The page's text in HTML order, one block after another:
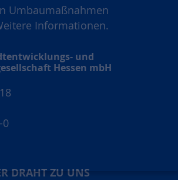
Umbaumaßnahmen
Informationen.
und
Hessen mbH
0
DRAHT ZU UNS